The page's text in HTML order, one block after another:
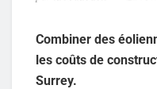
Combiner des
les coûts de
Surrey.